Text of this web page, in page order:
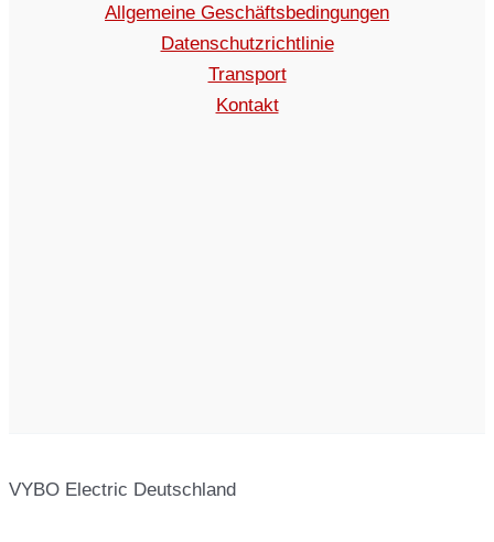
Allgemeine Geschäftsbedingungen
Datenschutzrichtlinie
Transport
Kontakt
VYBO Electric Deutschland